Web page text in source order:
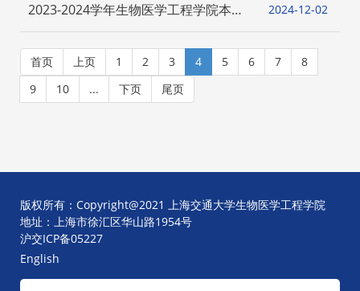
2023-2024学年生物医学工程学院本科
生优秀奖学金评审结果公示
02
2024-12
首页 上页 1 2 3 4 5 6 7
8
9
10 ... 下页 尾页
版权所有：Copyright@2021 上海交通大学生物医学工程学院
地址：上海市徐汇区华山路1954号
沪交ICP备05227
English